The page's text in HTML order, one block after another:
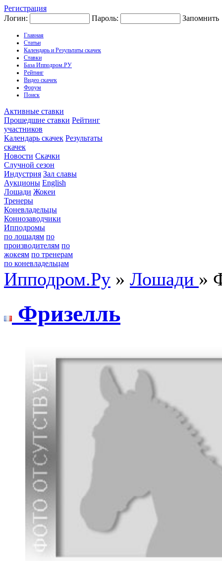
Регистрация
Логин:
Пароль: Запомнить
Главная
Статьи
Календарь и Результаты скачек
Ставки
База Ипподром.РУ
Рейтинг
Видео скачек
Форум
Поиск
Активные ставки
Прошедшие ставки Рейтинг
участников
Календарь скачек Результаты
скачек
Новости Скачки
Случной сезон
Индустрия Зал славы
Аукционы English
Лошади Жокеи
Тренеры
Коневладельцы
Коннозаводчики
Ипподромы
по лошадям по
производителям по
жокеям по тренерам
по коневладельцам
Ипподром.Ру » Лошади »
Фризeлль